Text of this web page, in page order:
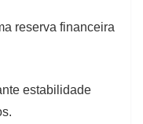
reserva financeira
estabilidade